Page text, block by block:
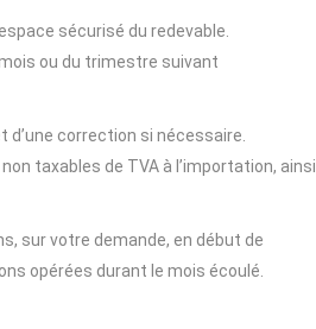
sécurisé du redevable.
ou du trimestre suivant
correction si nécessaire.
taxables de TVA à l’importation, ainsi
sur votre demande, en début de
opérées durant le mois écoulé.